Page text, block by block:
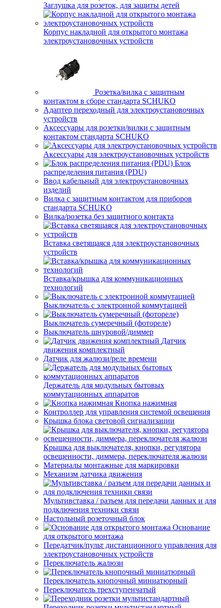
Заглушка для розеток, для защиты детей
Корпус накладной для открытого монтажа
электроустановочных устройств
Розетка/вилка с защитным
контактом в сборе стандарта SCHUKO
Адаптер переходный для электроустановочных
устройств
Аксессуары для розетки/вилки с защитным
контактом стандарта SCHUKO
Аксессуары для электроустановочных устройств
Блок
распределения питания (PDU)
Ввод кабельный для электроустановочных
изделий
Вилка с защитным контактом для приборов
стандарта SCHUKO
Вилка/розетка без защитного контакта
Вставка светящаяся для электроустановочных
устройств
Вставка/крышка для коммуникационных
технологий
Выключатель с электронной коммутацией
Выключатель сумеречный (фотореле)
Выключатель шнуровой/диммер
Датчик
движения комплектный
Датчик для жалюзи/реле времени
Держатель для модульных бытовых
коммутационных аппаратов
Кнопка нажимная
Контроллер для управления системой освещения
Крышка блока световой сигнализации
Крышка для выключателя, кнопки, регулятора
освещенности, диммера, переключателя жалюзи
Материалы монтажные для маркировки
Механизм датчика движения
Мультивставка / разъем для передачи данных и для
подключения техники связи
Настольный розеточный блок
Основание
для открытого монтажа
Передатчик/пульт дистанционного управления для
электроустановочных устройств
Переключатель жалюзи
Переключатель кнопочный миниатюрный
Переключатель трехступенчатый